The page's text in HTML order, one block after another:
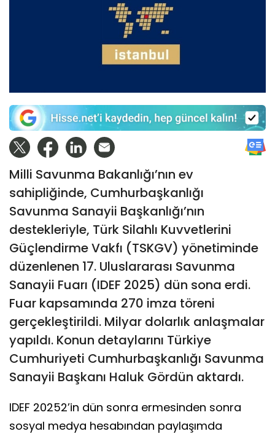
Milli Savunma Bakanlığı’nın ev
sahipliğinde, Cumhurbaşkanlığı
Savunma Sanayii Başkanlığı’nın
destekleriyle, Türk Silahlı Kuvvetlerini
Güçlendirme Vakfı (TSKGV) yönetiminde
düzenlenen 17. Uluslararası Savunma
Sanayii Fuarı (IDEF 2025) dün sona erdi.
Fuar kapsamında 270 imza töreni
gerçekleştirildi. Milyar dolarlık anlaşmalar
yapıldı. Konun detaylarını Türkiye
Cumhuriyeti Cumhurbaşkanlığı Savunma
Sanayii Başkanı Haluk Gördün aktardı.
IDEF 20252’in dün sonra ermesinden sonra
sosyal medya hesabından paylaşımda